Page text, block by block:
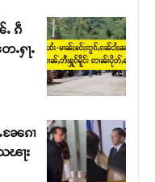
ႈၵူႈလႅၼ်ပေႃးတေၸွ
ႈၵမ်ႉထႅမ် ၸုမ်းၶၢ
ႉ ၵဵ
ႁႃႉ
ႄၵၢ
ၽႃး